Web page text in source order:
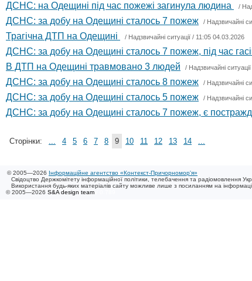
ДСНС: на Одещині під час пожежі загинула людина /
ДСНС: за добу на Одещині сталось 7 пожеж / Надзвичайні
Трагічна ДТП на Одещині / Надзвичайні ситуації / 11:05 04.03.2026
ДСНС: за добу на Одещині сталось 7 пожеж, під час
В ДТП на Одещині травмовано 3 людей / Надзвичайні ситуації
ДСНС: за добу на Одещині сталось 8 пожеж / Надзвичайні
ДСНС: за добу на Одещині сталось 5 пожеж / Надзвичайні
ДСНС: за добу на Одещині сталось 7 пожеж, є
Сторінки: ... 4 5 6 7 8 9 10 11 12 13 14 ...
© 2005—2026 Інформаційне агентство «Контекст-Причорномор'я»
Свідоцтво Держкомітету інформаційної політики, телебачення та радіомовлення
Використання будь-яких матеріалів сайту можливе лише з посиланням на
© 2005—2026 S&A design team